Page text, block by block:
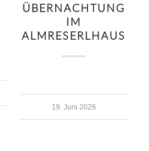
ÜBERNACHTUNG
IM
ALMRESERLHAUS
19. Juni 2026